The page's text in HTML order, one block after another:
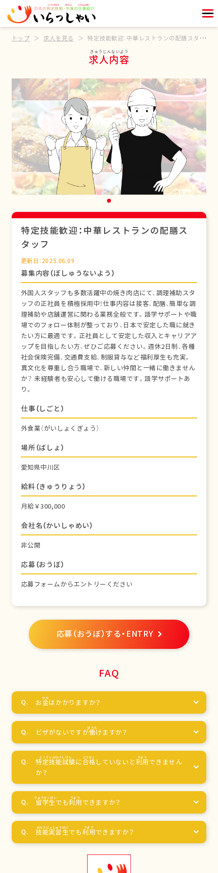
トップ 求人を見る 特定技能歓迎：中華レストランの配膳スタッフ
求人内容
特定技能歓迎：中華レストランの配膳ス
タッフ
更新日：2025.06.09
募集内容（ぼしゅうないよう）
外国人スタッフも多数活躍中の焼き肉店にて、調理補助スタ
ッフの正社員を積極採用中！仕事内容は接客、配膳、簡単な調
理補助や店舗運営に関わる業務全般です。語学サポートや職
場でのフォロー体制が整っており、日本で安定した職に就き
たい方に最適です。正社員として安定した収入とキャリアア
ップを目指したい方、ぜひご応募ください。週休2日制、各種
社会保険完備、交通費支給、制服貸与など福利厚生も充実。
異文化を尊重し合う職場で、新しい仲間と一緒に働きません
か？ 未経験者も安心して働ける職場です。語学サポートあ
り。
仕事（しごと）
外食業（がいしょくぎょう）
場所（ばしょ）
愛知県中川区
給料（きゅうりょう）
月給￥300,000
会社名（かいしゃめい）
非公開
応募（おうぼ）
応募フォームからエントリーください
応募（おうぼ）する・ENTRY
FAQ
お金はかかりますか？
ビザがないですが働けますか？
特定技能試験に合格 していないと利用 できません
か？
留学生でも利用 できますか？
技能実習生でも利用できますか？